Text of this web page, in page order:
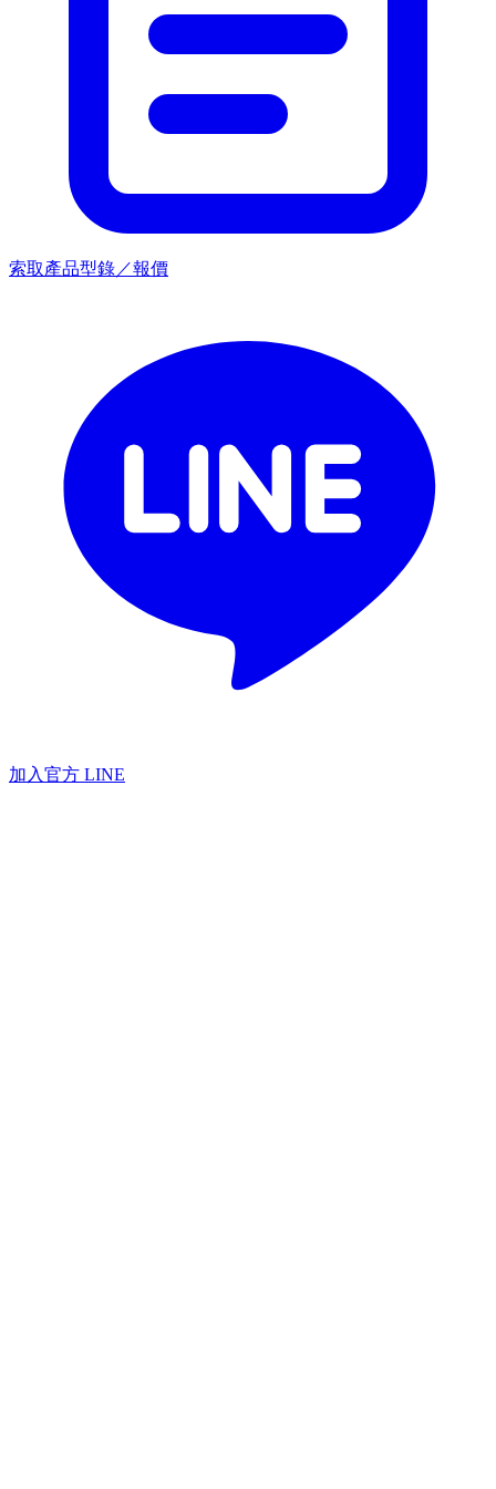
索取產品型錄／報價
加入官方 LINE